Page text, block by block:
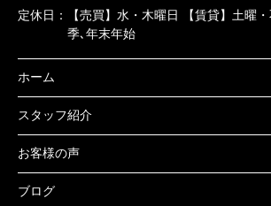
定休日：
【売買】水・木曜日 【賃貸】土曜
季､年末年始
ホーム
スタッフ紹介
お客様の声
ブログ